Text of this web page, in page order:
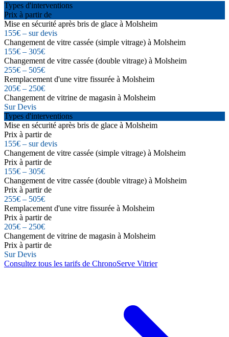
Types d'interventions
Prix à partir de
Mise en sécurité après bris de glace à Molsheim
155€ – sur devis
Changement de vitre cassée (simple vitrage) à Molsheim
155€ – 305€
Changement de vitre cassée (double vitrage) à Molsheim
255€ – 505€
Remplacement d'une vitre fissurée à Molsheim
205€ – 250€
Changement de vitrine de magasin à Molsheim
Sur Devis
Types d'interventions
Mise en sécurité après bris de glace à Molsheim
Prix à partir de
155€ – sur devis
Changement de vitre cassée (simple vitrage) à Molsheim
Prix à partir de
155€ – 305€
Changement de vitre cassée (double vitrage) à Molsheim
Prix à partir de
255€ – 505€
Remplacement d'une vitre fissurée à Molsheim
Prix à partir de
205€ – 250€
Changement de vitrine de magasin à Molsheim
Prix à partir de
Sur Devis
Consultez tous les tarifs de ChronoServe Vitrier